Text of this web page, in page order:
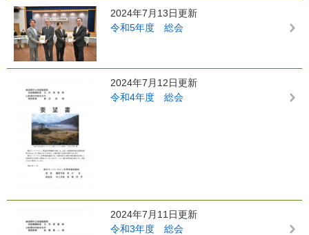
2024年7月13日更新
令和5年度 総会
2024年7月12日更新
令和4年度 総会
2024年7月11日更新
令和3年度 総会